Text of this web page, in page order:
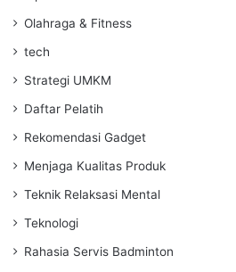
Olahraga & Fitness
tech
Strategi UMKM
Daftar Pelatih
Rekomendasi Gadget
Menjaga Kualitas Produk
Teknik Relaksasi Mental
Teknologi
Rahasia Servis Badminton